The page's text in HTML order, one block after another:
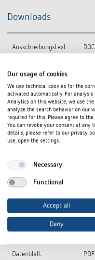
Downloads
Ausschreibungstext DOC
Handbuch
Bedienungsanleitung PDF
KNX-Datenbank ZIP
Produktinformationen
KNX-
Gesamtdatenbank
Information Notice EU
PDF
Datenblatt PDF
Our usage of cookies
We use technical cookies for the
activated automatically. For analysis
Analytics on this website, we use
analyze the search behavior on our
required for this. Please agree to
You can revoke your consent at
details, please refer to our privacy
use, open the settings.
Necessary
Functional
Accept all
Deny